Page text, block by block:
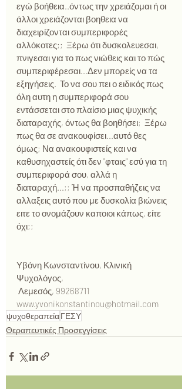
εγώ βοήθεια..όντως την χρειάζομαι ή οι
άλλοι χρειάζονται βοηθεια να
διαχειρίζονται συμπεριφορές
αλλόκοτες;;  Ξέρω ότι δυσκολευεσαι,
πνιγεσαι για το πως νιώθεις και το πώς
συμπεριφέρεσαι...Δεν μπορείς να τα
εξηγήσεις.  Το να σου πει ο ειδικός πως
όλη αυτη η συμπεριφορά σου
εντάσσεται στο πλαίσιο μιας ψυχικής
διαταραχής, όντως θα βοηθήσει;  Ξέρω
πως θα σε ανακουφίσει...αυτό θες
όμως; Να ανακουφιστείς και να
καθυσηχαστείς ότι δεν "φταις" εσύ για τη
συμπεριφορά σου, αλλά η
διαταραχή...;; Ή να προσπαθήζεις να
αλλαξεις αυτό που με δυσκολία βιώνεις
ειτε το ονομάζουν καποιοι κάπως, είτε
όχι;;
Υβόνη Κωνσταντίνου, Κλινική
Ψυχολόγος,
Λεμεσός, 99268711
www.yvonikonstantinou@hotmail.com
ψυχοθεραπείαΓΕΣΥ
Θεραπευτικές Προσεγγίσεις